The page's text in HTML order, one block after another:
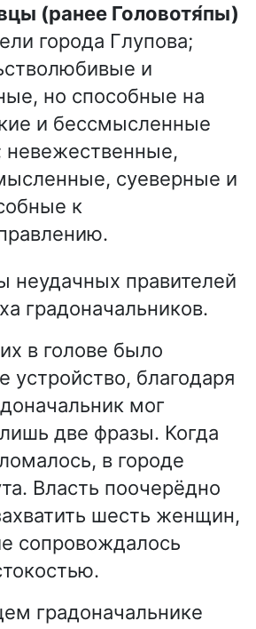
(ранее Головотя́пы)
города Глупова;
и
но способные на
и бессмысленные
невежественные,
суеверные и
к
неудачных правителей
градоначальников.
в голове было
устройство, благодаря
мог
две фразы. Когда
в городе
Власть поочерёдно
шесть женщин,
сопровождалось
градоначальнике